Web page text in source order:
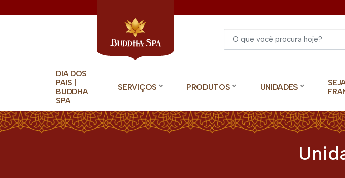
DIA DOS
PAIS |
BUDDHA
SPA
SERVIÇOS PRODUTOS UNIDADES